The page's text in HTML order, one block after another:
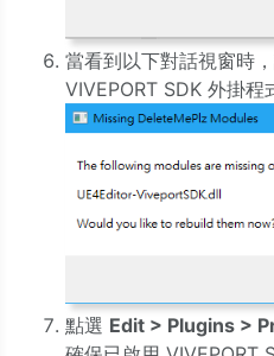
當看到以下對話視窗時
VIVEPORT SDK 外掛程
點選 Edit > Plugins >